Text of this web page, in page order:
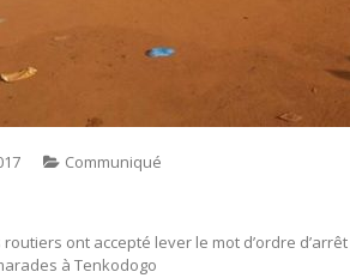
Communiqué
ont accepté lever le mot d’ordre
à Tenkodogo